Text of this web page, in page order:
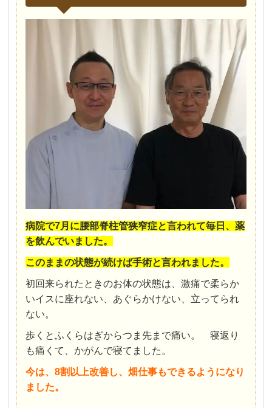
病院で7月に腰部脊柱管狭窄症と言われて毎日、薬
を飲んでいました。
このままの状態が続けば手術と言われました。
初回来られたときのお体の状態は、激痛で柔らか
いイスに座れない、あぐらかけない、立ってられ
ない。
歩くとふくらはぎからつま先まで痛い。寝返り
も痛くて、かがんで寝てました。
今は、8割以上改善し、畑仕事もできるようになり
ました。